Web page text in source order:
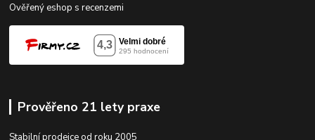
Ověřený eshop s recenzemi
Prověřeno 21 lety praxe
Stabilní prodejce od roku 2005